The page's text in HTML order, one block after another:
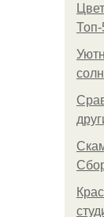
Топ-